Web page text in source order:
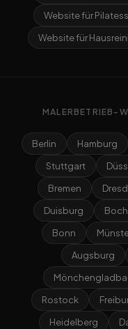
Website für
Website für
MALERBETRIEB-
Berlin Hamburg
Stuttgart
Bremen
Duisburg
Bonn
Augsburg
Rostock
Heidelberg